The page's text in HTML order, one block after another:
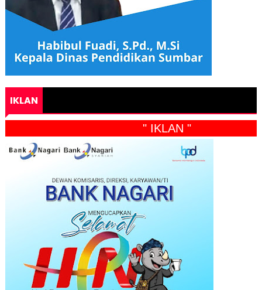
IKLAN
" IKLAN "